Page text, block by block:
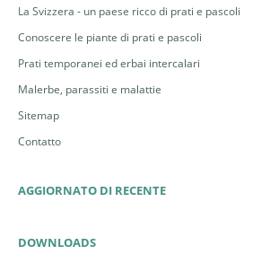
La Svizzera - un paese ricco di prati e pascoli
Conoscere le piante di prati e pascoli
Prati temporanei ed erbai intercalari
Malerbe, parassiti e malattie
Sitemap
Contatto
AGGIORNATO DI RECENTE
DOWNLOADS